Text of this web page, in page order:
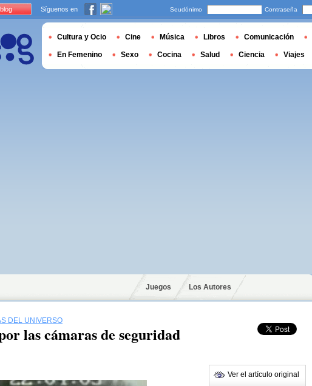
Juegos Los Autores
DEL UNIVERSO
las cámaras de seguridad
Ver el artículo original
Síguenos en Seudónimo Contraseña
Cultura y Ocio Cine Música Libros Comunicación
En Femenino Sexo Cocina Salud Ciencia Viajes